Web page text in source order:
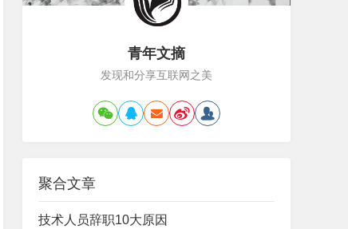
青年文摘
发现和分享互联网之美
聚合文章
技术人员辞职10大原因